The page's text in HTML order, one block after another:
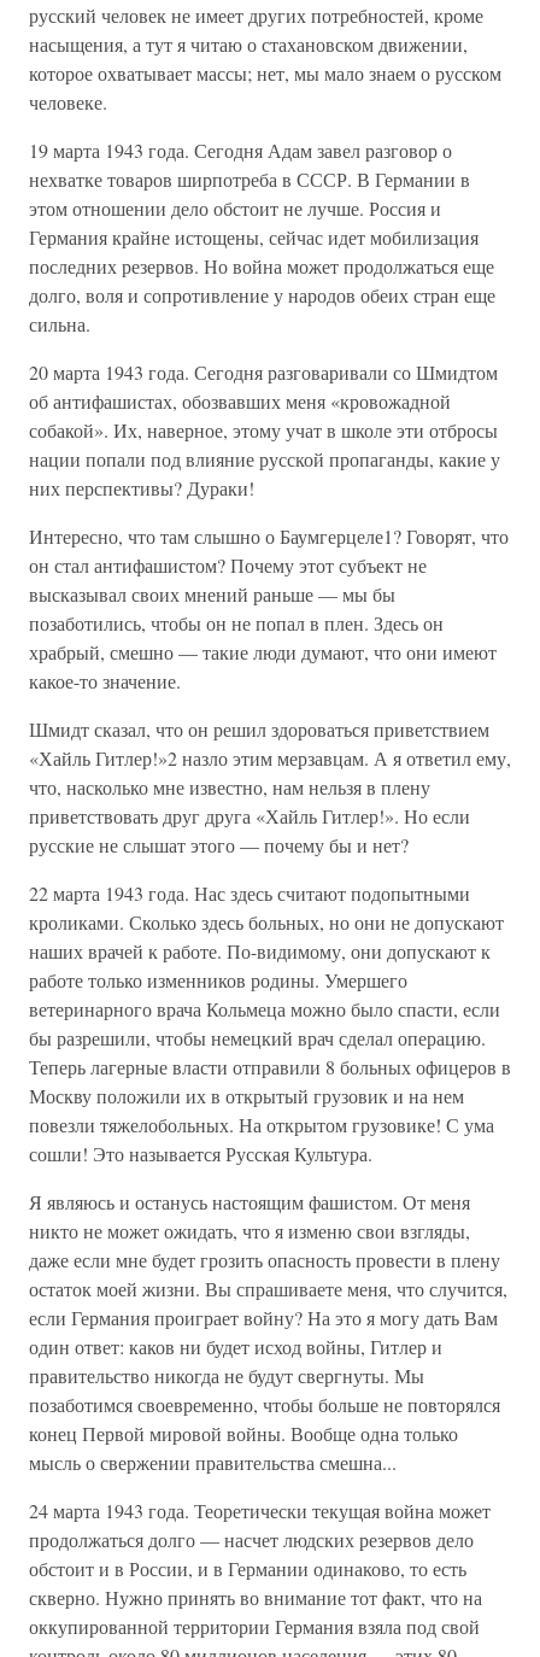
русский человек не имеет других потребностей, кроме
насыщения, а тут я читаю о стахановском движении,
которое охватывает массы; нет, мы мало знаем о русском
человеке.
19 марта 1943 года. Сегодня Адам завел разговор о
нехватке товаров ширпотреба в СССР. В Германии в
этом отношении дело обстоит не лучше. Россия и
Германия крайне истощены, сейчас идет мобилизация
последних резервов. Но война может продолжаться еще
долго, воля и сопротивление у народов обеих стран еще
сильна.
20 марта 1943 года. Сегодня разговаривали со Шмидтом
об антифашистах, обозвавших меня «кровожадной
собакой». Их, наверное, этому учат в школе эти отбросы
нации попали под влияние русской пропаганды, какие у
них перспективы? Дураки!
Интересно, что там слышно о Баумгерцеле1? Говорят, что
он стал антифашистом? Почему этот субъект не
высказывал своих мнений раньше — мы бы
позаботились, чтобы он не попал в плен. Здесь он
храбрый, смешно — такие люди думают, что они имеют
какое-то значение.
Шмидт сказал, что он решил здороваться приветствием
«Хайль Гитлер!»2 назло этим мерзавцам. А я ответил ему,
что, насколько мне известно, нам нельзя в плену
приветствовать друг друга «Хайль Гитлер!». Но если
русские не слышат этого — почему бы и нет?
22 марта 1943 года. Нас здесь считают подопытными
кроликами. Сколько здесь больных, но они не допускают
наших врачей к работе. По-видимому, они допускают к
работе только изменников родины. Умершего
ветеринарного врача Кольмеца можно было спасти, если
бы разрешили, чтобы немецкий врач сделал операцию.
Теперь лагерные власти отправили 8 больных офицеров в
Москву положили их в открытый грузовик и на нем
повезли тяжелобольных. На открытом грузовике! С ума
сошли! Это называется Русская Культура.
Я являюсь и останусь настоящим фашистом. От меня
никто не может ожидать, что я изменю свои взгляды,
даже если мне будет грозить опасность провести в плену
остаток моей жизни. Вы спрашиваете меня, что случится,
если Германия проиграет войну? На это я могу дать Вам
один ответ: каков ни будет исход войны, Гитлер и
правительство никогда не будут свергнуты. Мы
позаботимся своевременно, чтобы больше не повторялся
конец Первой мировой войны. Вообще одна только
мысль о свержении правительства смешна...
24 марта 1943 года. Теоретически текущая война может
продолжаться долго — насчет людских резервов дело
обстоит и в России, и в Германии одинаково, то есть
скверно. Нужно принять во внимание тот факт, что на
оккупированной территории Германия взяла под свой